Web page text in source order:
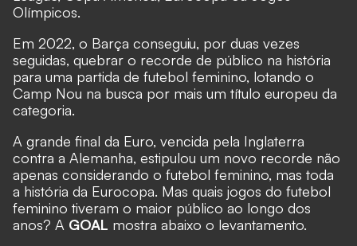
Olímpicos.
Em 2022, o Barça conseguiu, por duas vezes
seguidas, quebrar o recorde de público na história
para uma partida de futebol feminino, lotando o
Camp Nou na busca por mais um título europeu da
categoria.
A grande final da Euro, vencida pela Inglaterra
contra a Alemanha, estipulou um novo recorde não
apenas considerando o futebol feminino, mas toda
a história da Eurocopa. Mas quais jogos do futebol
feminino tiveram o maior público ao longo dos
anos? A GOAL mostra abaixo o levantamento.